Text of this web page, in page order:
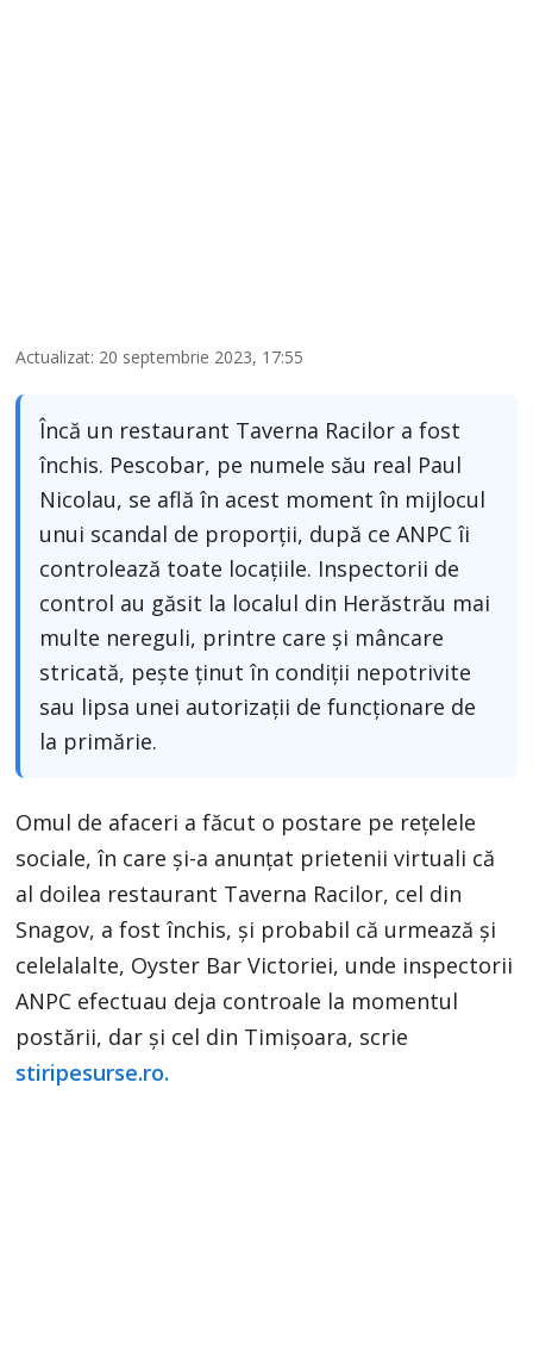
Actualizat: 20 septembrie 2023, 17:55
Încă un restaurant Taverna Racilor a fost
închis. Pescobar, pe numele său real Paul
Nicolau, se află în acest moment în mijlocul
unui scandal de proporții, după ce ANPC îi
controlează toate locațiile. Inspectorii de
control au găsit la localul din Herăstrău mai
multe nereguli, printre care și mâncare
stricată, pește ținut în condiții nepotrivite
sau lipsa unei autorizații de funcționare de
la primărie.
Omul de afaceri a făcut o postare pe rețelele
sociale, în care și-a anunțat prietenii virtuali că
al doilea restaurant Taverna Racilor, cel din
Snagov, a fost închis, și probabil că urmează și
celelalalte, Oyster Bar Victoriei, unde inspectorii
ANPC efectuau deja controale la momentul
postării, dar și cel din Timișoara, scrie
stiripesurse.ro.